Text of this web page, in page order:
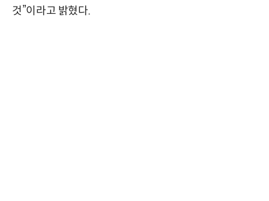
것”이라고 밝혔다.